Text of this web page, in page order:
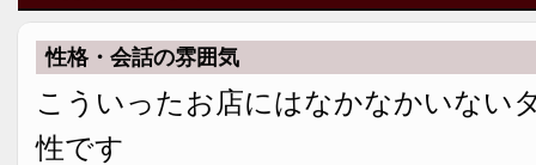
性格・会話の雰囲気
こういったお店にはなかなかいない
性です